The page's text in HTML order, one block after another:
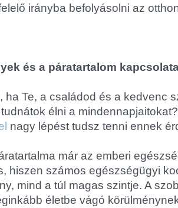
irányba befolyásolni az
és a páratartalom
ha Te, a családod és a kedvenc
élni a
nagy lépést tudsz tenni ennek
már az emberi
hiszen számos egészségügyi
mind a túl magas szintje. A
életbe vágó